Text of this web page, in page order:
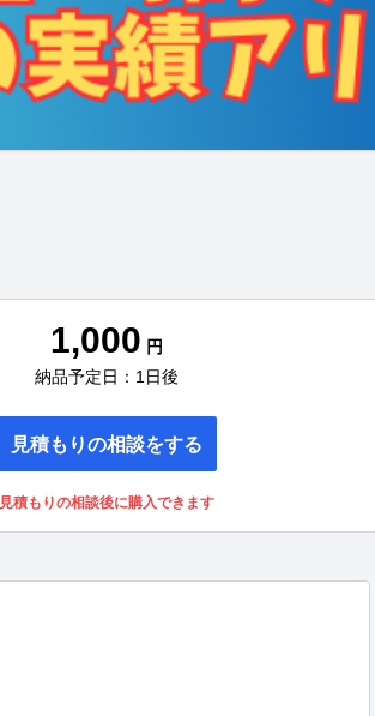
1,000 円
納品予定日：1日後
見積もりの相談をする
見積もりの相談後に購入できます